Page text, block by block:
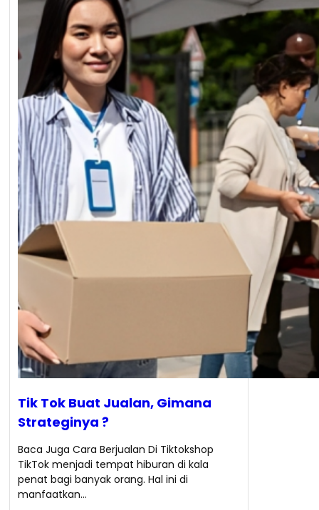
Tik Tok Buat Jualan, Gimana
Strateginya ?
Baca Juga Cara Berjualan Di Tiktokshop
TikTok menjadi tempat hiburan di kala
penat bagi banyak orang. Hal ini di
manfaatkan…